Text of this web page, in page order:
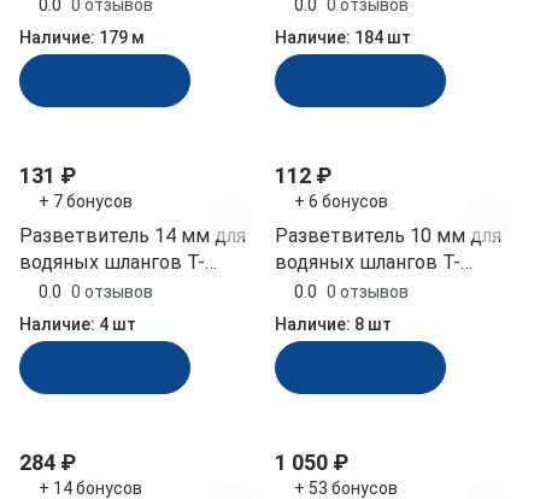
0.0 0 отзывов
Наличие: 179 м
(C11843)
0.0 0 отзывов
Наличие: 184 шт
131 ₽
+ 7 бонусов
Разветвитель 14 мм для
водяных шлангов Т-
образный полиамид
Osculati (17.204.14)
0.0 0 отзывов
Наличие: 4 шт
112 ₽
+ 6 бонусов
Разветвитель 10 мм для
водяных шлангов Т-
образный полиамид
Osculati (17.204.10)
0.0 0 отзывов
Наличие: 8 шт
284 ₽
+ 14 бонусов
1 050 ₽
+ 53 бонусов